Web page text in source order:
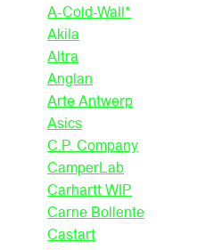
A-Cold-Wall*
Akila
Altra
Anglan
Arte Antwerp
Asics
C.P. Company
CamperLab
Carhartt WIP
Carne Bollente
Castart